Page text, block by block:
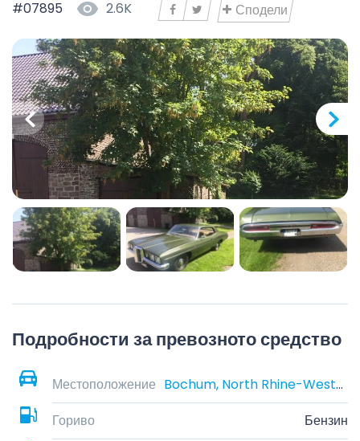
#07895 2.6K Сподели
Подробности за превозното средство
Местоположение
Bochum, North Rhine-Westphalia, Germany
Гориво
Бензин